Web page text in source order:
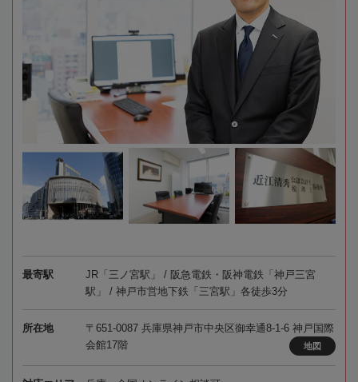
最寄駅
JR「三ノ宮駅」 / 阪急電鉄・阪神電鉄「神戸三宮
駅」 / 神戸市営地下鉄「三宮駅」各徒歩3分
所在地
〒651-0087 兵庫県神戸市中央区御幸通8-1-6 神戸国際
会館17階
地図